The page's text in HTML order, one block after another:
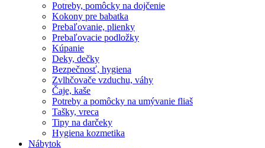
Potreby, pomôcky na dojčenie
Kokony pre babatka
Prebaľovanie, plienky
Prebaľovacie podložky
Kúpanie
Deky, dečky
Bezpečnosť, hygiena
Zvlhčovače vzduchu, váhy
Čaje, kaše
Potreby a pomôcky na umývanie fliaš
Tašky, vreca
Tipy na darčeky
Hygiena kozmetika
Nábytok